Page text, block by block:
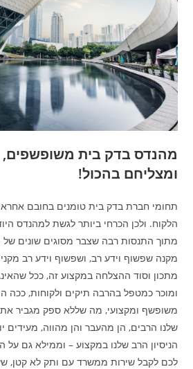
מהנדס בדק בית משופשפים,
ומצליחם בהכול!
תחומי חברת בדק בית טומנים בחובם
הלקוח. ולכן הכרחי ביותר לגשת למהנדס
מתוך התנסות רבה שצבר מסוגים שונים של
מקנה שפשוף וידע רב, ושפשוף וידע רב
מתכון וסוד ההצלחה במקצוע זה, ככל
ומוכר כמטפל בהרבה תיקים ולקוחות, ככה
משופשף ומקצועי, מה שללא ספק מגביר את
שלנו הרבים, הן מהעבר והן מהווה, מעידים
הניסיון הרב שלנו במקצוע – וממילא גם
לכם לקבל שירות ממשרד עם ותק לא קטן,